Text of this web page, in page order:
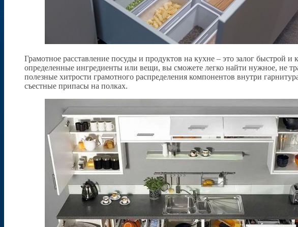
Грамотное расставление посуды и продуктов на кухне – это залог быстрой и
определенные ингредиенты или вещи, вы сможете легко найти нужное, не
полезные хитрости грамотного распределения компонентов внутри
съестные припасы на полках.